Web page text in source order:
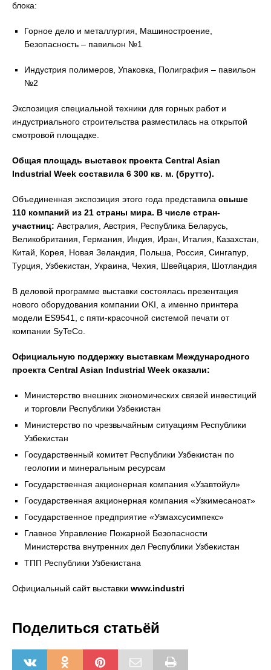
блока:
Горное дело и металлургия, Машиностроение,
Безопасность – павильон №1
Индустрия полимеров, Упаковка, Полиграфия – павильон
№2
Экспозиция специальной техники для горных работ и
индустриального строительства разместилась на открытой
смотровой площадке.
Общая площадь выставок проекта Central Asian
Industrial Week составила 6 300 кв. м. (брутто).
Объединенная экспозиция этого года представила свыше
110 компаний из 21 страны мира. В числе стран-
участниц: Австралия, Австрия, Республика Беларусь,
Великобритания, Германия, Индия, Иран, Италия, Казахстан,
Китай, Корея, Новая Зеландия, Польша, Россия, Сингапур,
Турция, Узбекистан, Украина, Чехия, Швейцария, Шотландия
В деловой программе выставки состоялась презентация
нового оборудования компании OKI, а именно принтера
модели ES9541, с пяти-красочной системой печати от
компании SyTeCo.
Официальную поддержку выставкам Международного
проекта Central Asian Industrial Week оказали:
Министерство внешних экономических связей инвестиций
и торговли Республики Узбекистан
Министерство по чрезвычайным ситуациям Республики
Узбекистан
Государственный комитет Республики Узбекистан по
геологии и минеральным ресурсам
Государственная акционерная компания «Узавтойул»
Государственная акционерная компания «Узкимесаноат»
Государственное предприятие «Узмахсусимпекс»
Главное Управление Пожарной Безопасности
Министерства внутренних дел Республики Узбекистан
ТПП Республики Узбекистана
Официальный сайт выставки www.industri
Поделиться статьёй